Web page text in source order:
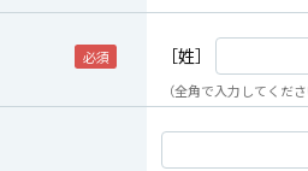
［姓］
（全角で入力してくださ